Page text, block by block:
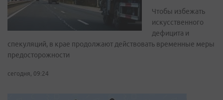
Чтобы избежать
искусственного
дефицита и
спекуляций, в крае продолжают действовать временные меры
предосторожности
сегодня, 09:24